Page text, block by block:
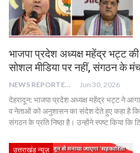
भाजपा प्रदेश अध्यक्ष महेंद्र भट्ट की
सोशल मीडिया पर नहीं, संगठन के
NEWS REPORTER LIVE Jun 30, 2026
देहरादून: भाजपा प्रदेश अध्यक्ष महेंद्र भट्ट ने
व नेताओं को अनुशासन का संदेश देते हुए कहा है कि
संगठन के प्रति निष्ठा है। उन्होंने स्पष्ट किया कि
उत्तराखंड न्यूज़